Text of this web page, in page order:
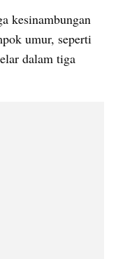
kesinambungan
umur, seperti
dalam tiga